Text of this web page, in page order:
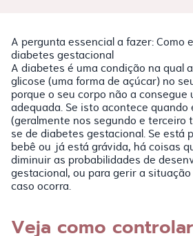
A pergunta essencial a fazer: Como
diabetes gestacional
A diabetes é uma condição na qual
glicose (uma forma de açúcar) no
porque o seu corpo não a
adequada. Se isto acontece quando
(geralmente nos segundo e
se de diabetes gestacional. Se está
bebê ou já está grávida, há coisas
diminuir as probabilidades de
gestacional, ou para gerir a
caso ocorra.
Veja como